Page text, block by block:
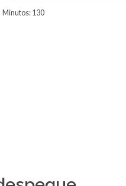
Minutos: 130